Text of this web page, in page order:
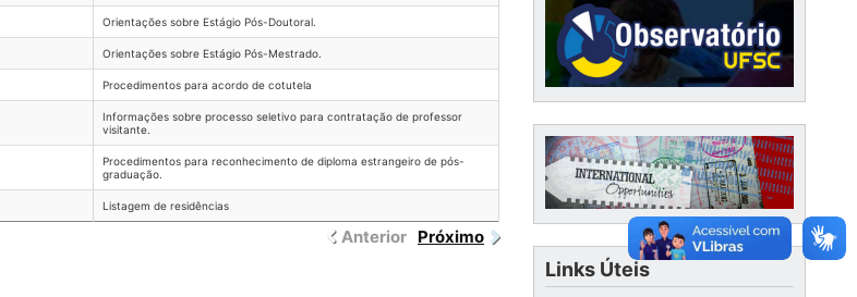
Orientações sobre Estágio Pós-Doutoral.
Orientações sobre Estágio Pós-Mestrado.
Procedimentos para acordo de cotutela
Informações sobre processo seletivo para contratação de professor
visitante.
Procedimentos para reconhecimento de diploma estrangeiro de pós-
graduação.
Listagem de residências
Anterior Próximo
Links Úteis